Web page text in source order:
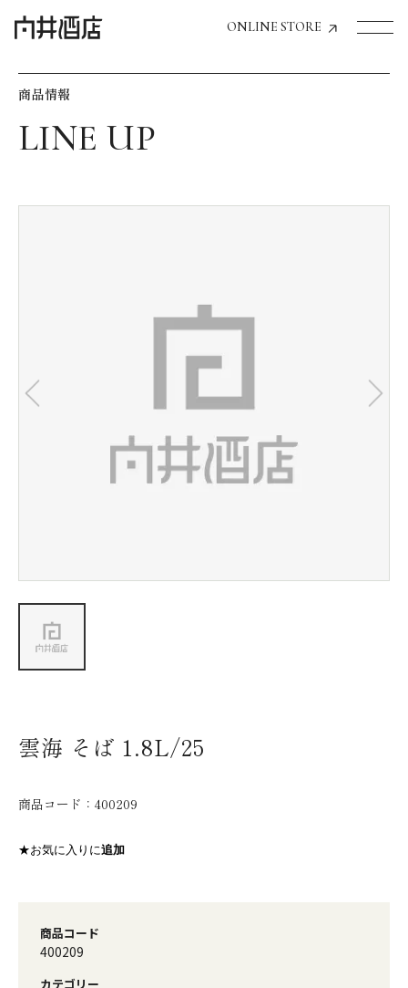
ONLINE STORE
飲食店経営のお客様
お気に入り機能の活用方法
会社情報
商品情報
雲海 そば 1.8L/25
商品コード： 400209
★お気に入りに追加
商品コード
400209
カテゴリー